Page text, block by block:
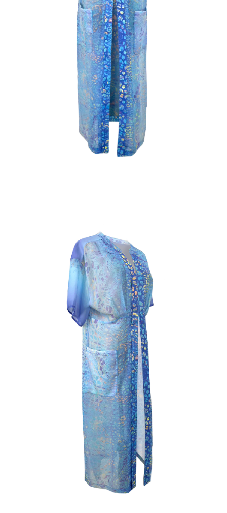
權轉讓予恩沛科技股份有限公司。
２．關於個人資料處理事宜，請瀏覽以下網址：
https://aftee.tw/terms/#terms3
３．未成年的使用者請事先徵得法定代理人或監護人之同意方可使用
「AFTEE先享後付」，若未經同意申辦者引起之損失，本公司不負相關責
４．使用「AFTEE先享後付」時，將依據個別帳號之用戶狀況，依本公司即
時審查核予不同之上限額度；若仍有額度不足之情形，本公司將視審查結果
請求用戶進行身份認證。
５．嚴禁一人註冊多個帳號或使用他人資訊註冊。若發現惡意使用之情形，
恩沛科技股份有限公司將有權停止該用戶之使用額度並採取法律行動。